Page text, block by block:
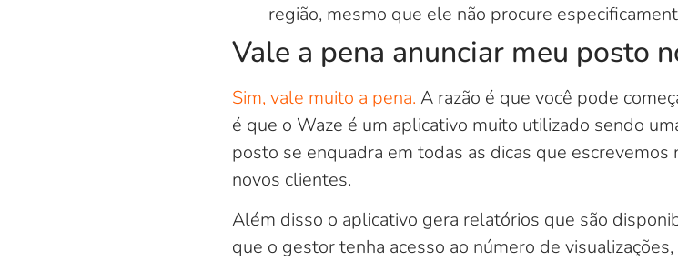
região, mesmo que ele não procure
Vale a pena anunciar meu posto
Sim, vale muito a pena. A razão é que você pode
é que o Waze é um aplicativo muito utilizado sendo
posto se enquadra em todas as dicas que
novos clientes.
Além disso o aplicativo gera relatórios que são
que o gestor tenha acesso ao número de